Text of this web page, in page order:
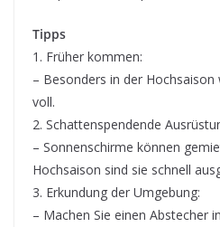
Tipps
1. Früher kommen:
– Besonders in der
voll.
2. Schattenspendende
– Sonnenschirme können
Hochsaison sind sie schnell
3. Erkundung der Umgebung:
– Machen Sie einen Abstecher